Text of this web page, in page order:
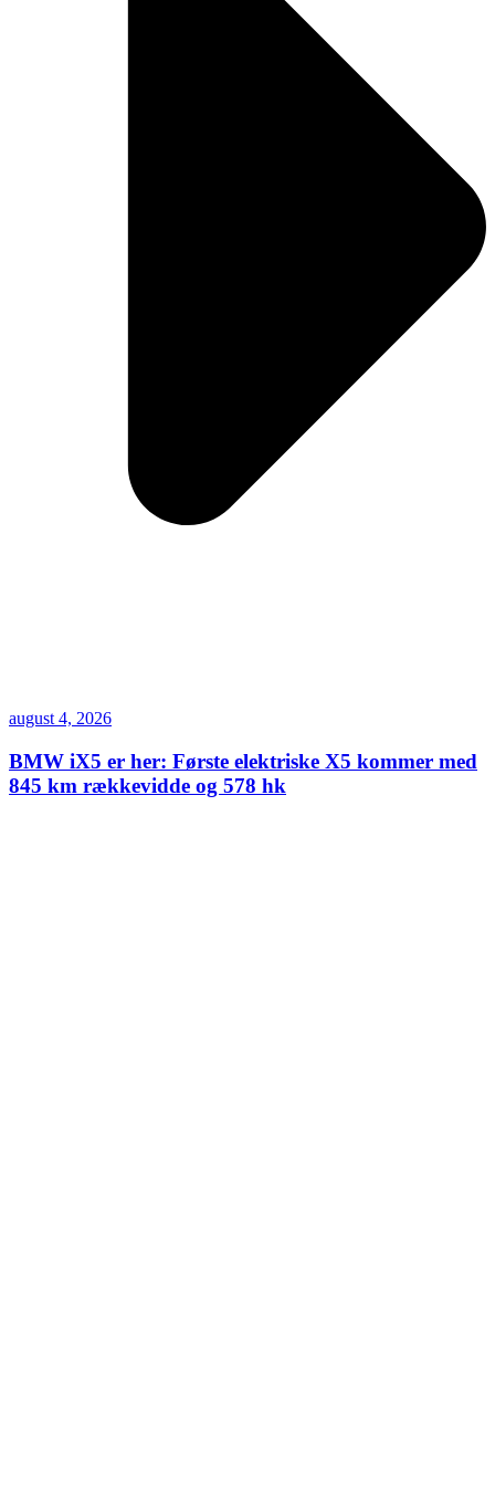
august 4, 2026
BMW iX5 er her: Første elektriske X5 kommer med
845 km rækkevidde og 578 hk